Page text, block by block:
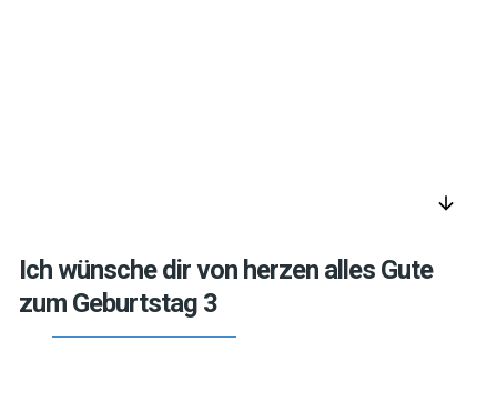
arrow_downward
Ich wünsche dir von herzen alles Gute
zum Geburtstag 3